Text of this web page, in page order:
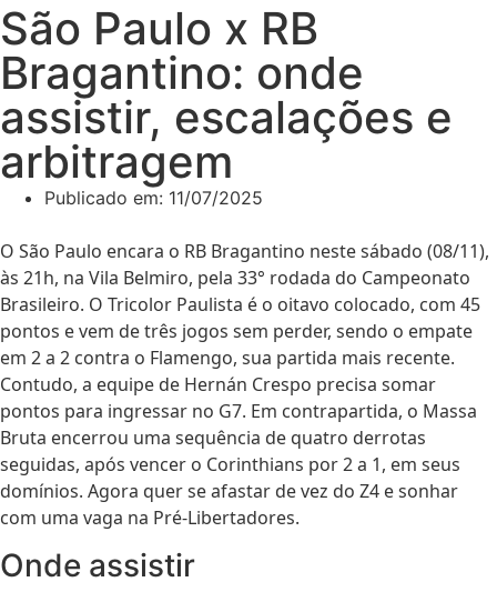
São Paulo x RB
Bragantino: onde
assistir, escalações e
arbitragem
Publicado em: 11/07/2025
O São Paulo encara o RB Bragantino neste sábado (08/11),
às 21h, na Vila Belmiro, pela 33° rodada do Campeonato
Brasileiro. O Tricolor Paulista é o oitavo colocado, com 45
pontos e vem de três jogos sem perder, sendo o empate
em 2 a 2 contra o Flamengo, sua partida mais recente.
Contudo, a equipe de Hernán Crespo precisa somar
pontos para ingressar no G7. Em contrapartida, o Massa
Bruta encerrou uma sequência de quatro derrotas
seguidas, após vencer o Corinthians por 2 a 1, em seus
domínios. Agora quer se afastar de vez do Z4 e sonhar
com uma vaga na Pré-Libertadores.
Onde assistir